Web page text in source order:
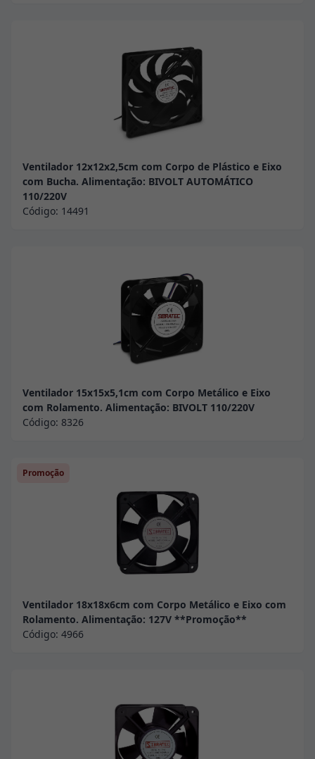
Ventilador 12x12x2,5cm com Corpo de Plástico e Eixo
com Bucha. Alimentação: BIVOLT AUTOMÁTICO
110/220V
Código: 14491
Ventilador 15x15x5,1cm com Corpo Metálico e Eixo
com Rolamento. Alimentação: BIVOLT 110/220V
Código: 8326
Promoção
Ventilador 18x18x6cm com Corpo Metálico e Eixo com
Rolamento. Alimentação: 127V **Promoção**
Código: 4966